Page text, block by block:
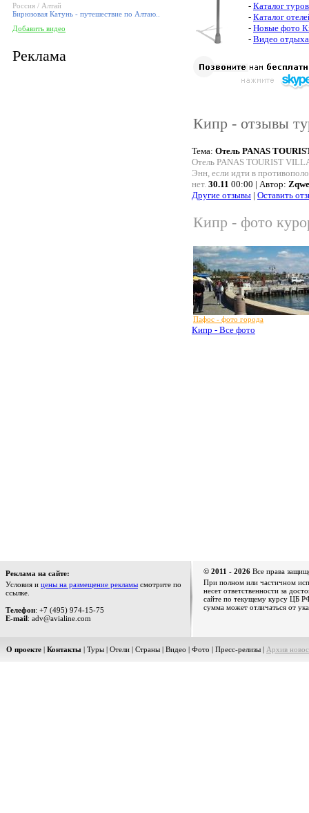
Россия / Алтай
Бирюзовая Катунь - путешествие по Алтаю..
Добавить видео
Реклама
- Каталог
- Каталог
- Новые фото
- Видео
Кипр - отзывы
Тема: Отель PANAS
Отель PANAS TOURIST
Энн, если идти в
нет. 30.11 00:00 | Автор:
Другие отзывы | Оставить
Кипр - фото
Пафос - фото города
Кипр - Все фото
Реклама на сайте:
Условия и цены на размещение рекламы смотрите по
ссылке.
Телефон: +7 (495) 974-15-75
E-mail: adv@avialine.com
© 2011 - 2026 Все права
При полном или частичном
несет ответственности за
сайте по текущему курсу ЦБ
сумма может отличаться от
О проекте | Контакты | Туры | Отели | Страны | Видео | Фото | Пресс-релизы | Архив